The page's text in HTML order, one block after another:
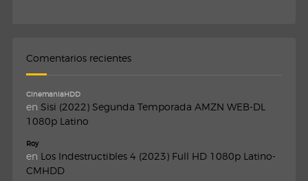
Comentarios recientes
CinemaniaHDD
en Sisi (2022) Segunda Temporada AMZN WEB-DL
1080p Latino
Roy
en Los Indestructibles 4 (2023) Full HD 1080p Latino-
CMHDD